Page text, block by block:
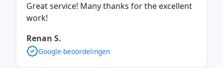
Great service! Many thanks for the excellent
work!
Renan S.
Google-beoordelingen